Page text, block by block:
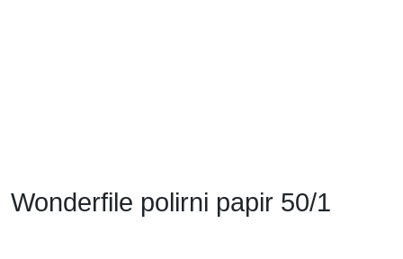
Wonderfile polirni papir 50/1